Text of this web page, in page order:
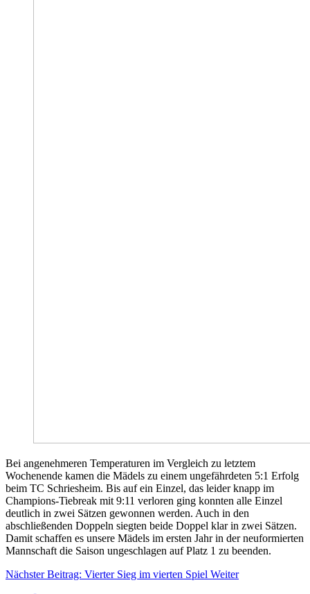
Bei angenehmeren Temperaturen im Vergleich zu letztem
Wochenende kamen die Mädels zu einem ungefährdeten 5:1 Erfolg
beim TC Schriesheim. Bis auf ein Einzel, das leider knapp im
Champions-Tiebreak mit 9:11 verloren ging konnten alle Einzel
deutlich in zwei Sätzen gewonnen werden. Auch in den
abschließenden Doppeln siegten beide Doppel klar in zwei Sätzen.
Damit schaffen es unsere Mädels im ersten Jahr in der neuformierten
Mannschaft die Saison ungeschlagen auf Platz 1 zu beenden.
Nächster Beitrag: Vierter Sieg im vierten Spiel Weiter